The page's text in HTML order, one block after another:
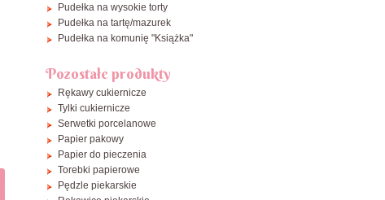
Pudełka na wysokie torty
Pudełka na tartę/mazurek
Pudełka na komunię "Książka"
Pozostałe produkty
Rękawy cukiernicze
Tylki cukiernicze
Serwetki porcelanowe
Papier pakowy
Papier do pieczenia
Torebki papierowe
Pędzle piekarskie